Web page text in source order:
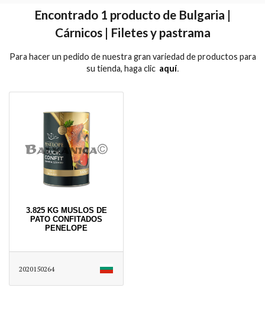
Encontrado 1 producto de Bulgaria |
Cárnicos | Filetes y pastrama
Para hacer un pedido de nuestra gran variedad de productos para
su tienda, haga clic aquí․
3.825 KG MUSLOS DE
PATO CONFITADOS
PENELOPE
2020150264